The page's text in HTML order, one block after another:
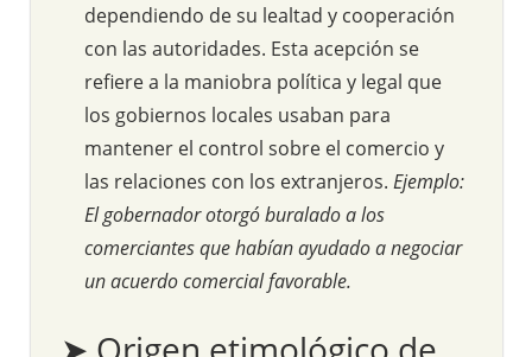
dependiendo de su lealtad y cooperación
con las autoridades. Esta acepción se
refiere a la maniobra política y legal que
los gobiernos locales usaban para
mantener el control sobre el comercio y
las relaciones con los extranjeros. Ejemplo:
El gobernador otorgó buralado a los
comerciantes que habían ayudado a negociar
un acuerdo comercial favorable.